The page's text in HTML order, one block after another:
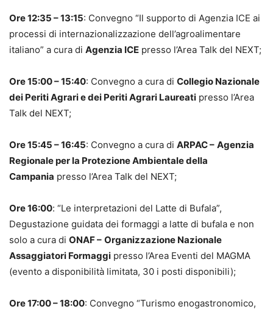
Ore 12:35 – 13:15: Convegno “Il supporto di Agenzia ICE ai
processi di internazionalizzazione dell’agroalimentare
italiano” a cura di Agenzia ICE presso l’Area Talk del NEXT;
Ore 15:00 – 15:40: Convegno a cura di Collegio Nazionale
dei Periti Agrari e dei Periti Agrari Laureati presso l’Area
Talk del NEXT;
Ore 15:45 – 16:45: Convegno a cura di ARPAC – Agenzia
Regionale per la Protezione Ambientale della
Campania presso l’Area Talk del NEXT;
Ore 16:00: “Le interpretazioni del Latte di Bufala”,
Degustazione guidata dei formaggi a latte di bufala e non
solo a cura di ONAF – Organizzazione Nazionale
Assaggiatori Formaggi presso l’Area Eventi del MAGMA
(evento a disponibilità limitata, 30 i posti disponibili);
Ore 17:00 – 18:00: Convegno “Turismo enogastronomico,